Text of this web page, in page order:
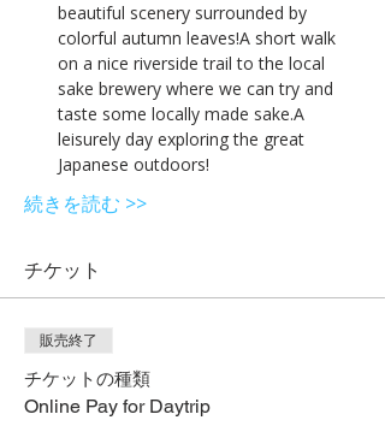
beautiful scenery surrounded by
colorful autumn leaves!A short walk
on a nice riverside trail to the local
sake brewery where we can try and
taste some locally made sake.A
leisurely day exploring the great
Japanese outdoors!
続きを読む >>
チケット
販売終了
チケットの種類
Online Pay for Daytrip